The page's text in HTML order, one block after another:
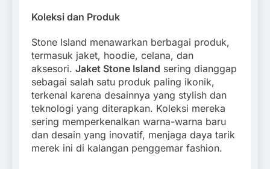
Koleksi dan Produk
Stone Island menawarkan berbagai produk,
termasuk jaket, hoodie, celana, dan
aksesori. Jaket Stone Island sering dianggap
sebagai salah satu produk paling ikonik,
terkenal karena desainnya yang stylish dan
teknologi yang diterapkan. Koleksi mereka
sering memperkenalkan warna-warna baru
dan desain yang inovatif, menjaga daya tarik
merek ini di kalangan penggemar fashion.